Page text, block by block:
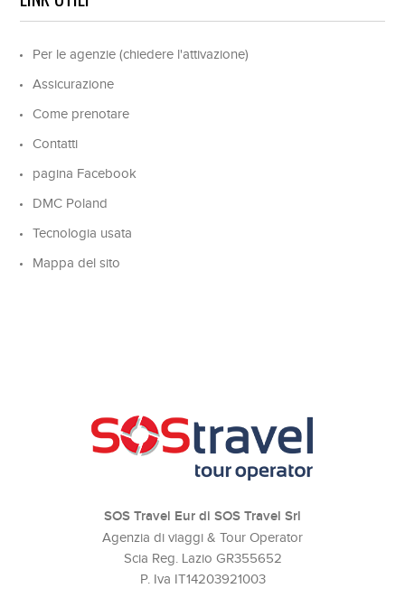
Per le agenzie (chiedere l'attivazione)
Assicurazione
Come prenotare
Contatti
pagina Facebook
DMC Poland
Tecnologia usata
Mappa del sito
SOS Travel Eur di SOS Travel Srl
Agenzia di viaggi & Tour Operator
Scia Reg. Lazio GR355652
P. Iva IT14203921003